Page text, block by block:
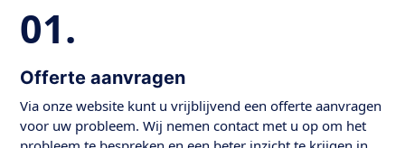
01.
Offerte aanvragen
Via onze website kunt u vrijblijvend een offerte aanvragen
voor uw probleem. Wij nemen contact met u op om het